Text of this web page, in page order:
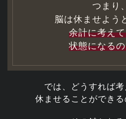
つまり、
脳は休ませよう
余計に考え
状態になる
では、どうすれば
休ませることができる